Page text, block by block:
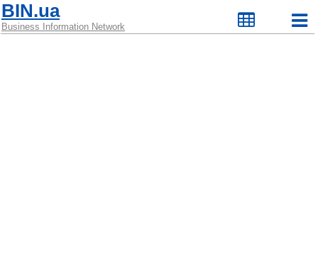
BIN.ua
Business Information Network